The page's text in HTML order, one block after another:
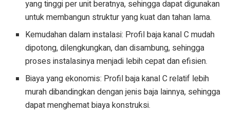
yang tinggi per unit beratnya, sehingga dapat digunakan
untuk membangun struktur yang kuat dan tahan lama.
Kemudahan dalam instalasi: Profil baja kanal C mudah
dipotong, dilengkungkan, dan disambung, sehingga
proses instalasinya menjadi lebih cepat dan efisien.
Biaya yang ekonomis: Profil baja kanal C relatif lebih
murah dibandingkan dengan jenis baja lainnya, sehingga
dapat menghemat biaya konstruksi.